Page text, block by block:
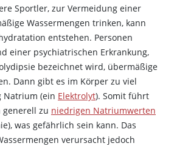
Sportler, zur Vermeidung einer
Wassermengen trinken, kann
entstehen. Personen
einer psychiatrischen Erkrankung,
bezeichnet wird, übermäßige
Dann gibt es im Körper zu viel
Natrium (ein Elektrolyt). Somit führt
zu niedrigen Natriumwerten
was gefährlich sein kann. Das
verursacht jedoch